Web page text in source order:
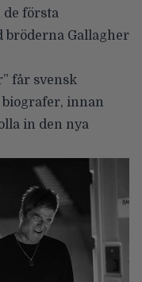
de första
bröderna Gallagher
får svensk
innan
in den nya